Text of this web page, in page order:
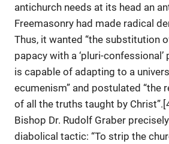
antichurch needs at its head an
Freemasonry had made radical
Thus, it wanted “the substitution
papacy with a ‘pluri-
is capable of adapting to a
ecumenism” and postulated “the
of all the truths taught by
Bishop Dr. Rudolf Graber
diabolical tactic: “To strip the